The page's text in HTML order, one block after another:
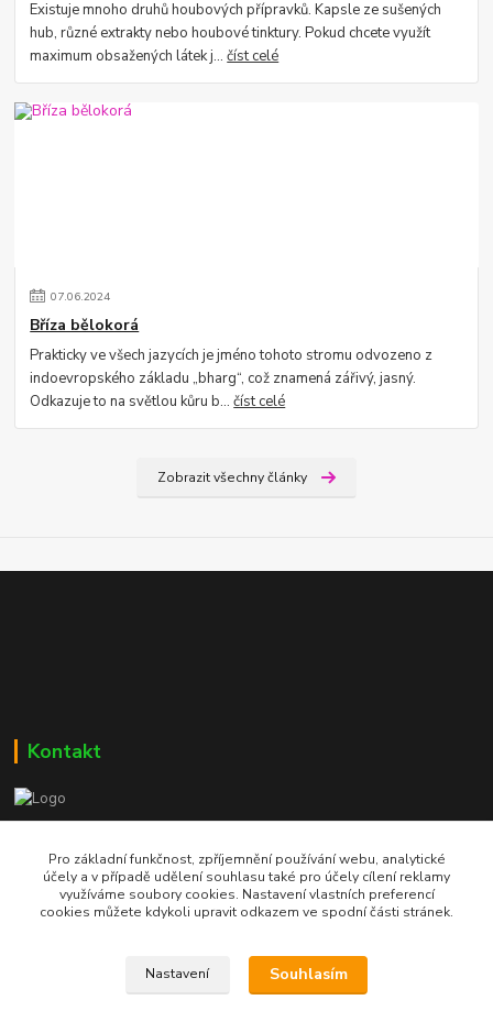
Existuje mnoho druhů houbových přípravků. Kapsle ze sušených
hub, různé extrakty nebo houbové tinktury. Pokud chcete využít
maximum obsažených látek j...číst celé
07.06.2024
Bříza bělokorá
Prakticky ve všech jazycích je jméno tohoto stromu odvozeno z
indoevropského základu „bharg“, což znamená zářivý, jasný.
Odkazuje to na světlou kůru b...číst celé
Zobrazit všechny články
Kontakt
604 729 587
dumzdravi@email.cz
Pro základní funkčnost, zpříjemnění používání webu, analytické
účely a v případě udělení souhlasu také pro účely cílení reklamy
využíváme soubory cookies. Nastavení vlastních preferencí
cookies můžete kdykoli upravit odkazem ve spodní části stránek.
Nastavení Souhlasím